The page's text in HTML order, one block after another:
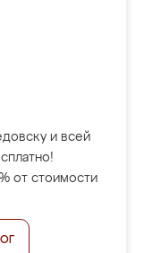
и всей
от стоимости